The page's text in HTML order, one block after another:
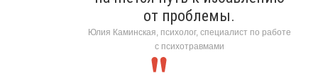
от проблемы.
Юлия Каминская, психолог, специалист по работе
с психотравмами